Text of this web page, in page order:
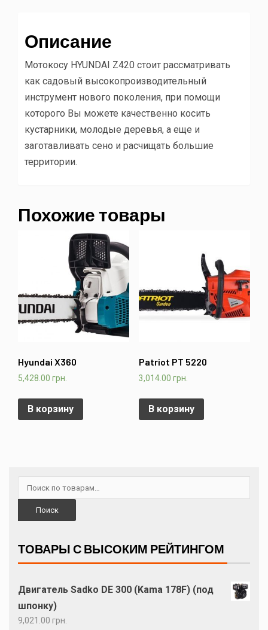
Описание
Мотокосу HYUNDAI Z420 стоит рассматривать
как садовый высокопроизводительный
инструмент нового поколения, при помощи
которого Вы можете качественно косить
кустарники, молодые деревья, а еще и
заготавливать сено и расчищать большие
территории.
Похожие товары
Hyundai X360
5,428.00 грн.
В корзину
Patriot PT 5220
3,014.00 грн.
В корзину
Поиск
ТОВАРЫ С ВЫСОКИМ РЕЙТИНГОМ
Двигатель Sadko DE 300 (Kama 178F) (под
шпонку)
9,021.00 грн.